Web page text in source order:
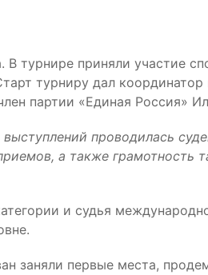
турнире приняли участие
турниру дал координатор
партии «Единая Россия»
проводилась
а также грамотность
и судья
заняли первые места,